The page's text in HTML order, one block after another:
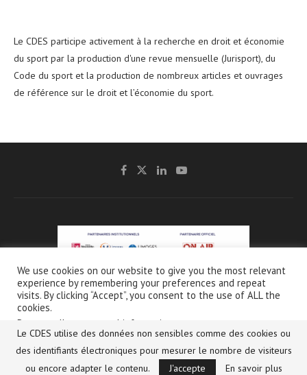
Le CDES participe activement à la recherche en droit et économie
du sport par la production d'une revue mensuelle (Jurisport), du
Code du sport et la production de nombreux articles et ouvrages
de référence sur le droit et l’économie du sport.
@2021 - CDES -Mentions légales & Crédits- Charte de protection et d’utilisation
des données personnelles
We use cookies on our website to give you the most relevant
experience by remembering your preferences and repeat
visits. By clicking “Accept”, you consent to the use of ALL the
cookies.
Do not sell my personal information
Réglages des cookies Accepter
Le CDES utilise des données non sensibles comme des cookies ou
des identifiants électroniques pour mesurer le nombre de visiteurs
ou encore adapter le contenu.
J'accepte En savoir plus
Français